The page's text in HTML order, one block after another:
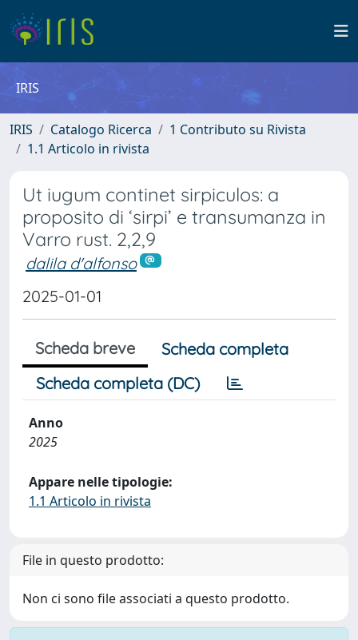
IRIS
IRIS Catalogo Ricerca
1 Contributo su Rivista
1.1 Articolo in rivista
Ut iugum continet sirpiculos: a
proposito di ‘sirpi’ e transumanza in
Varro rust. 2,2,9
dalila d'alfonso
2025-01-01
Scheda breve
Scheda completa
Scheda completa (DC)
Anno
2025
Appare nelle tipologie:
1.1 Articolo in rivista
File in questo prodotto:
Non ci sono file associati a questo prodotto.